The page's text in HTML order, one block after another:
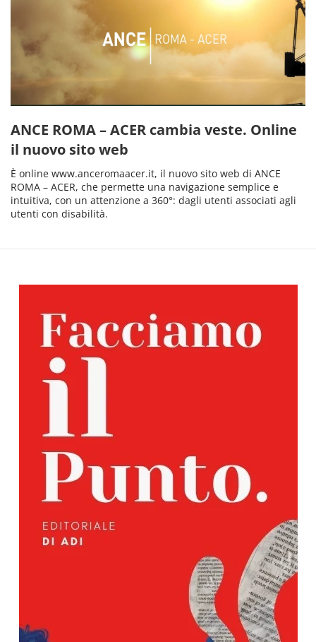
ANCE ROMA – ACER cambia veste. Online
il nuovo sito web
È online www.anceromaacer.it, il nuovo sito web di ANCE
ROMA – ACER, che permette una navigazione semplice e
intuitiva, con un attenzione a 360°: dagli utenti associati agli
utenti con disabilità.